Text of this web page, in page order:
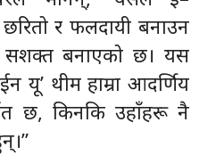
र फलदायी बनाउन
सशक्त बनाएको छ। यस
यू’ थीम हाम्रा आदर्णिय
छ, किनकि उहाँहरू नै